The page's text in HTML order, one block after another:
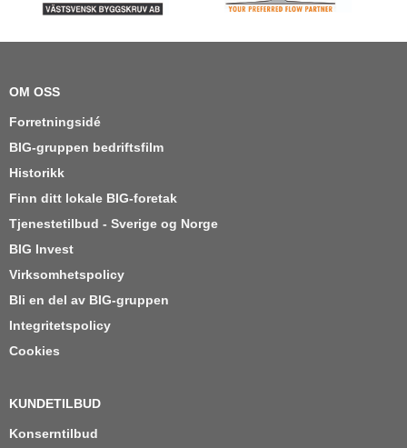
OM OSS
Forretningsidé
BIG-gruppen bedriftsfilm
Historikk
Finn ditt lokale BIG-foretak
Tjenestetilbud - Sverige og Norge
BIG Invest
Virksomhetspolicy
Bli en del av BIG-gruppen
Integritetspolicy
Cookies
KUNDETILBUD
Konserntilbud